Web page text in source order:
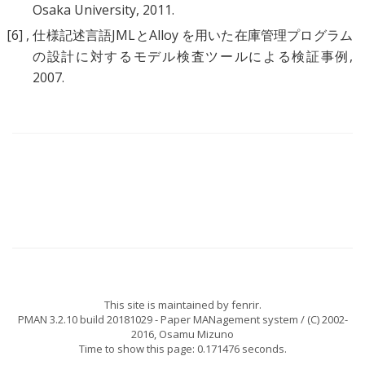
Osaka University, 2011.
[6] ,仕様記述言語JMLとAlloy を用いた在庫管理プログラム
の設計に対するモデル検査ツールによる検証事例,
2007.
This site is maintained byfenrir.
PMAN 3.2.10 build 20181029- Paper MANagement system / (C) 2002-
2016, Osamu Mizuno
Time to show this page: 0.171476 seconds.